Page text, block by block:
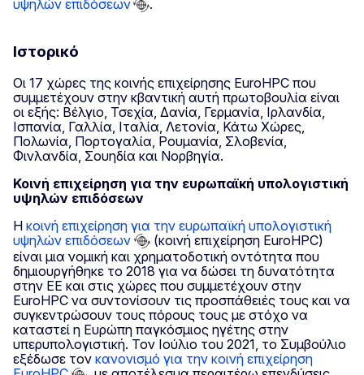
υψηλών επιδόσεων .
Ιστορικό
Οι 17 χώρες της κοινής επιχείρησης EuroHPC που
συμμετέχουν στην κβαντική αυτή πρωτοβουλία είναι
οι εξής: Βέλγιο, Τσεχία, Δανία, Γερμανία, Ιρλανδία,
Ισπανία, Γαλλία, Ιταλία, Λετονία, Κάτω Χώρες,
Πολωνία, Πορτογαλία, Ρουμανία, Σλοβενία,
Φινλανδία, Σουηδία και Νορβηγία.
Κοινή επιχείρηση για την ευρωπαϊκή υπολογιστική
υψηλών επιδόσεων
Η κοινή επιχείρηση για την ευρωπαϊκή υπολογιστική
υψηλών επιδόσεων
(κοινή επιχείρηση EuroHPC)
είναι μια νομική και χρηματοδοτική οντότητα που
δημιουργήθηκε το 2018 για να δώσει τη δυνατότητα
στην ΕΕ και στις χώρες που συμμετέχουν στην
EuroHPC να συντονίσουν τις προσπάθειές τους και να
συγκεντρώσουν τους πόρους τους με στόχο να
καταστεί η Ευρώπη παγκόσμιος ηγέτης στην
υπερυπολογιστική. Τον Ιούλιο του 2021, το Συμβούλιο
εξέδωσε τον κανονισμό για την κοινή επιχείρηση